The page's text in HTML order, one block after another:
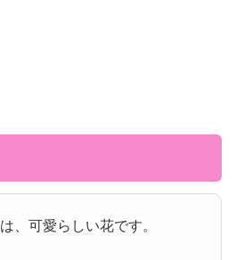
は、可愛らしい花です。